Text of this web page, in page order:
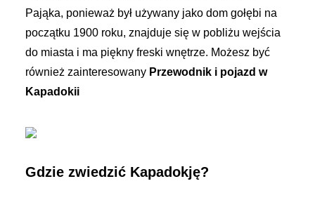
Pająka, ponieważ był używany jako dom gołębi na
początku 1900 roku, znajduje się w pobliżu wejścia
do miasta i ma piękny freski wnętrze. Możesz być
również zainteresowany Przewodnik i pojazd w
Kapadokii
Gdzie zwiedzić Kapadokję?